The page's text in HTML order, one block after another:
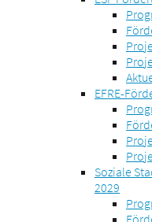
EFRE-
Soziale
2029